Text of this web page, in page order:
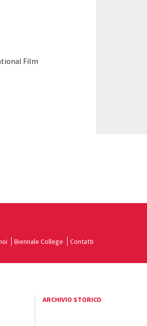
Film
Biennale College Contatti
ARCHIVIO STORICO